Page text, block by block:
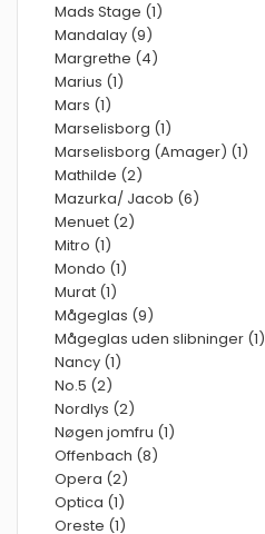
Mads Stage (1)
Mandalay (9)
Margrethe (4)
Marius (1)
Mars (1)
Marselisborg (1)
Marselisborg (Amager) (1)
Mathilde (2)
Mazurka/ Jacob (6)
Menuet (2)
Mitro (1)
Mondo (1)
Murat (1)
Mågeglas (9)
Mågeglas uden slibninger (1)
Nancy (1)
No.5 (2)
Nordlys (2)
Nøgen jomfru (1)
Offenbach (8)
Opera (2)
Optica (1)
Oreste (1)